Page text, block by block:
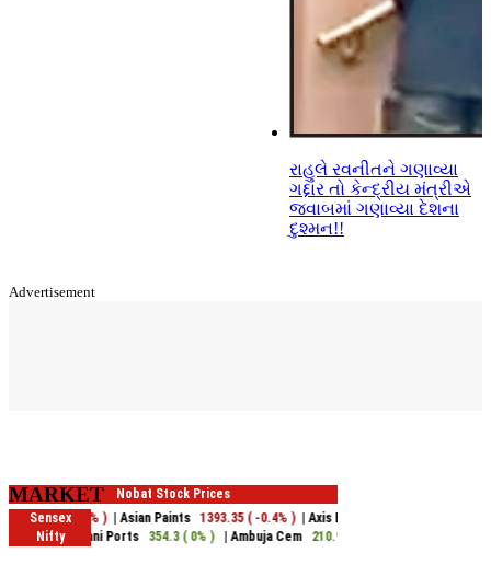
રાહુલે રવનીતને ગણાવ્યા
ગદ્દાર તો કેન્દ્રીય મંત્રીએ
જવાબમાં ગણાવ્યા દેશના
દુશ્મન!!
Advertisement
MARKET